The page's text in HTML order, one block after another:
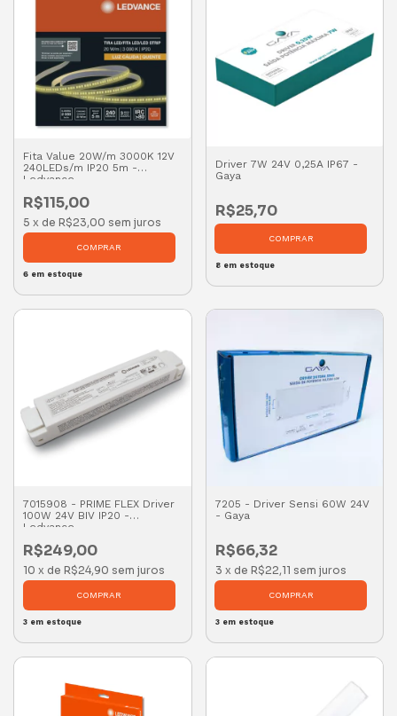
Fita Value 20W/m 3000K 12V
240LEDs/m IP20 5m -
Ledvance
R$115,00
5 x de R$23,00 sem juros
6 em estoque
Driver 7W 24V 0,25A IP67 -
Gaya
R$25,70
8em estoque
7015908 - PRIME FLEX Driver
100W 24V BIV IP20 -
Ledvance
R$249,00
10 x de R$24,90 sem juros
3 em estoque
7205 - Driver Sensi 60W 24V
- Gaya
R$66,32
3 x de R$22,11 sem juros
3em estoque